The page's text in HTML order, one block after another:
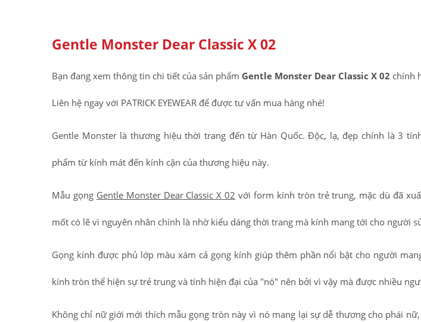
Gentle Monster Dear Classic X 02
Bạn đang xem thông tin chi tiết của sản phẩm Gentle Monster Dear Classic X 02 chính
Liên hệ ngay với PATRICK EYEWEAR để được tư vấn mua hàng nhé!
Gentle Monster là thương hiệu thời trang đến từ Hàn Quốc. Độc, lạ, đẹp chính là 3
phẩm từ kính mát đến kính cận của thương hiệu này.
Mẫu gọng Gentle Monster Dear Classic X 02 với form kính tròn trẻ trung, mặc dù đã
mốt có lẽ vì nguyên nhân chính là nhờ kiểu dáng thời trang mà kính mang tới cho người
Gọng kính được phủ lớp màu xám cả gọng kính giúp thêm phần nổi bật cho người
kính tròn thể hiện sự trẻ trung và tính hiện đại của "nó" nên bởi vì vậy mà được nhiều
Không chỉ nữ giới mới thích mẫu gọng tròn này vì nó mang lại sự dễ thương cho phái